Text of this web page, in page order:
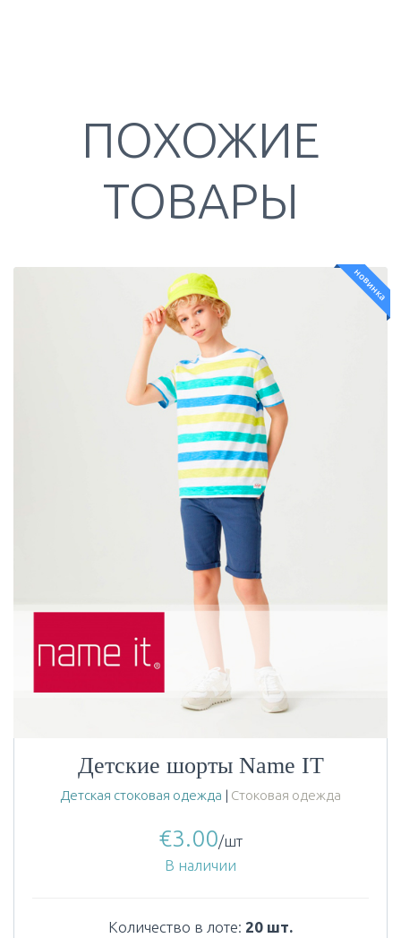
ПОХОЖИЕ
ТОВАРЫ
новинка
Детские шорты Name IT
Детская стоковая одежда | Стоковая одежда
€3.00/шт
В наличии
Количество в лоте: 20 шт.